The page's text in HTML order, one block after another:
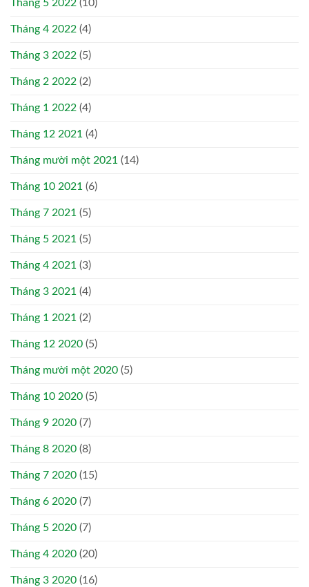
Tháng 5 2022 (10)
Tháng 4 2022 (4)
Tháng 3 2022 (5)
Tháng 2 2022 (2)
Tháng 1 2022 (4)
Tháng 12 2021 (4)
Tháng mười một 2021 (14)
Tháng 10 2021 (6)
Tháng 7 2021 (5)
Tháng 5 2021 (5)
Tháng 4 2021 (3)
Tháng 3 2021 (4)
Tháng 1 2021 (2)
Tháng 12 2020 (5)
Tháng mười một 2020 (5)
Tháng 10 2020 (5)
Tháng 9 2020 (7)
Tháng 8 2020 (8)
Tháng 7 2020 (15)
Tháng 6 2020 (7)
Tháng 5 2020 (7)
Tháng 4 2020 (20)
Tháng 3 2020 (16)